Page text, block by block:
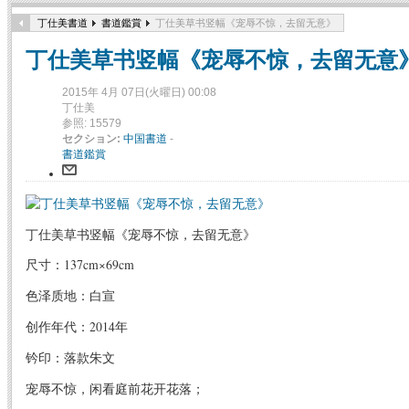
丁仕美書道 書道鑑賞 丁仕美草书竖幅《宠辱不惊，去留无意》
丁仕美草书竖幅《宠辱不惊，去留无意
2015年 4月 07日(火曜日) 00:08
丁仕美
参照: 15579
セクション: 中国書道 -
書道鑑賞
丁仕美草书竖幅《宠辱不惊，去留无意》
尺寸：137cm×69cm
色泽质地：白宣
创作年代：2014年
钤印：落款朱文
宠辱不惊，闲看庭前花开花落；